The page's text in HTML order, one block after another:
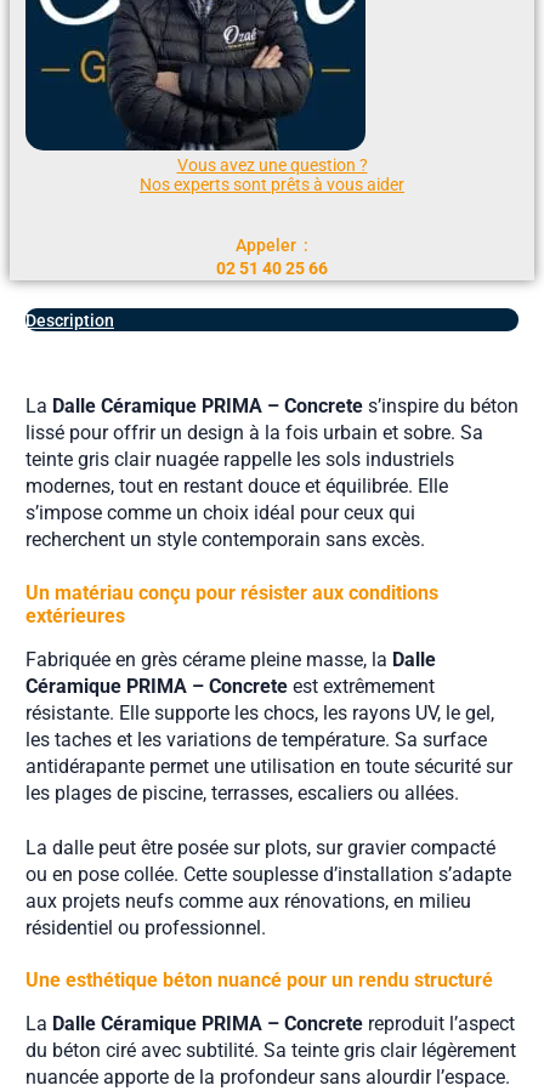
Vous avez une question ?
Nos experts sont prêts à vous aider
Appeler :
02 51 40 25 66
Description
La Dalle Céramique PRIMA – Concretes’inspire du béton
lissé pour offrir un design à la fois urbain et sobre. Sa
teinte gris clair nuagée rappelle les sols industriels
modernes, tout en restant douce et équilibrée. Elle
s’impose comme un choix idéal pour ceux qui
recherchent un style contemporain sans excès.
Un matériau conçu pour résister aux conditions
extérieures
Fabriquée en grès cérame pleine masse, la Dalle
Céramique PRIMA – Concreteest extrêmement
résistante. Elle supporte les chocs, les rayons UV, le gel,
les taches et les variations de température. Sa surface
antidérapante permet une utilisation en toute sécurité sur
les plages de piscine, terrasses, escaliers ou allées.
La dalle peut être posée sur plots, sur gravier compacté
ou en pose collée. Cette souplesse d’installation s’adapte
aux projets neufs comme aux rénovations, en milieu
résidentiel ou professionnel.
Une esthétique béton nuancé pour un rendu structuré
La Dalle Céramique PRIMA – Concretereproduit l’aspect
du béton ciré avec subtilité. Sa teinte gris clair légèrement
nuancée apporte de la profondeur sans alourdir l’espace.